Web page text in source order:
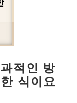
적인 방
식이요